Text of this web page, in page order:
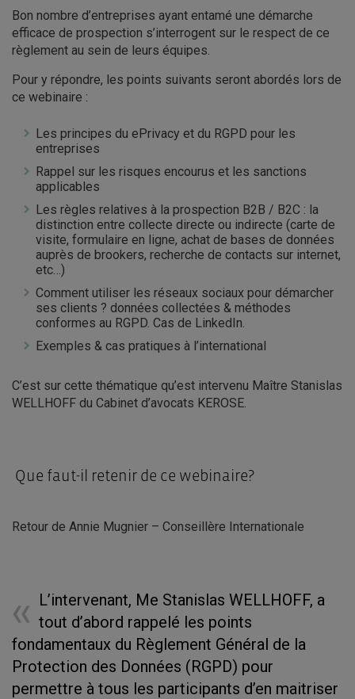
Bon nombre d’entreprises ayant entamé une démarche
efficace de prospection s’interrogent sur le respect de ce
règlement au sein de leurs équipes.
Pour y répondre, les points suivants seront abordés lors de
ce webinaire :
Les principes du ePrivacy et du RGPD pour les
entreprises
Rappel sur les risques encourus et les sanctions
applicables
Les règles relatives à la prospection B2B / B2C : la
distinction entre collecte directe ou indirecte (carte de
visite, formulaire en ligne, achat de bases de données
auprès de brookers, recherche de contacts sur internet,
etc…)
Comment utiliser les réseaux sociaux pour démarcher
ses clients ? données collectées & méthodes
conformes au RGPD. Cas de LinkedIn.
Exemples & cas pratiques à l’international
C’est sur cette thématique qu’est intervenu Maître Stanislas
WELLHOFF du Cabinet d’avocats KEROSE.
Que faut-il retenir de ce webinaire?
Retour de Annie Mugnier – Conseillère Internationale
L’intervenant, Me Stanislas WELLHOFF, a
tout d’abord rappelé les points
fondamentaux du Règlement Général de la
Protection des Données (RGPD) pour
permettre à tous les participants d’en maitriser